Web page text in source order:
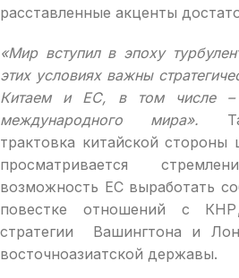
расставленные акценты
«Мир вступил в эпоху
этих условиях важны
Китаем и ЕС, в том числе –
международного мира».
трактовка китайской стороны
просматривается
возможность ЕС выработать
повестке отношений с
стратегии Вашингтона и
восточноазиатской державы.